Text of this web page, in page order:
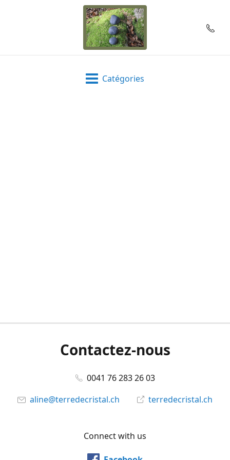
Catégories
Contactez-nous
0041 76 283 26 03
aline@terredecristal.ch
terredecristal.ch
Connect with us